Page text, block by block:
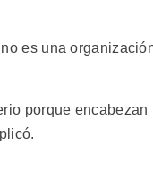
es una
porque encabezan